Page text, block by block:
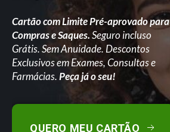
Cartão com Limite Pré-aprovado para
Compras e Saques.Seguro incluso
Grátis. Sem Anuidade. Descontos
Exclusivos em Exames, Consultas e
Farmácias.Peça já o seu!
QUERO MEU CARTÃO